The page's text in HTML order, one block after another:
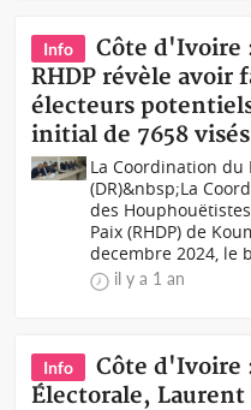
Info
Côte d'Ivoire
RHDP révèle avoir
électeurs
initial de 7658
La Coordination du
(DR)&nbsp;La
des
Paix (RHDP) de
decembre 2024, le
il y a 1 an
Info
Côte d'Ivoire
Électorale, Laurent